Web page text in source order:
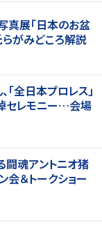
真展「日本のお盆
らがみどころ解説
「全日本プロレス」
セレモニー…会場
闘魂アントニオ猪
＆トークショー